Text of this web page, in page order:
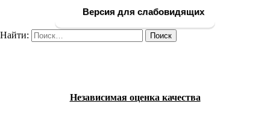
Версия для слабовидящих
Найти:
Независимая оценка качества